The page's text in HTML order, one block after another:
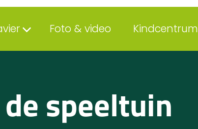
Foto & video Kindcentrum
speeltuin